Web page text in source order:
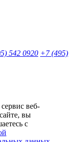
542 0920 +7 (495)
веб-
вы
с